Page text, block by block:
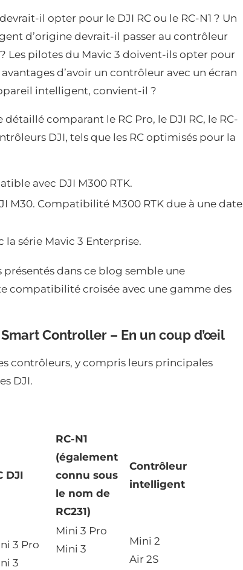
il opter pour le DJI RC ou le RC-N1 ? Un
d’origine devrait-il passer au contrôleur
Les pilotes du Mavic 3 doivent-ils opter pour
avantages d’avoir un contrôleur avec un écran
intelligent, convient-il ?
comparant le RC Pro, le DJI RC, le RC-
DJI, tels que les RC optimisés pour la
avec DJI M300 RTK.
M30. Compatibilité M300 RTK due à une date
série Mavic 3 Enterprise.
dans ce blog semble une
compatibilité croisée avec une gamme des
Smart Controller – En un coup d’œil
contrôleurs, y compris leurs principales
DJI.
DJI
RC-N1
(également
connu sous
le nom de
RC231)
Contrôleur
intelligent
3 Pro
3
Mini 3 Pro
Mini 3
Mini 2
Air 2S